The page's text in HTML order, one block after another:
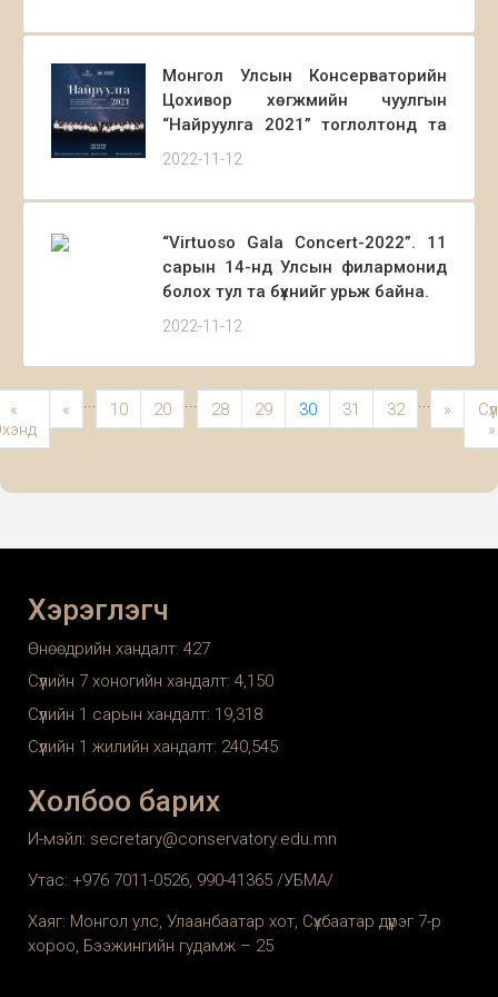
урьж байна.
Монгол Улсын Консерваторийн
Цохивор хөгжмийн чуулгын
“Найруулга 2021” тоглолтонд та
бүхнийг урьж байна.
2022-11-12
“Virtuoso Gala Concert-2022”. 11
сарын 14-нд Улсын филармонид
болох тул та бүхнийг урьж байна.
2022-11-12
«
« ... 10 20 ... 28 29 30 31 32 ... »
»
Хэрэглэгч
Өнөөдрийн хандалт: 427
Сүүлийн 7 хоногийн хандалт: 4,150
Сүүлийн 1 сарын хандалт: 19,318
Сүүлийн 1 жилийн хандалт: 240,545
Холбоо барих
И-мэйл: secretary@conservatory.edu.mn
Утас: +976 7011-0526, 990-41365 /УБМА/
Хаяг: Монгол улс, Улаанбаатар хот, Сүхбаатар дүүрэг 7-р
хороо, Бээжингийн гудамж – 25